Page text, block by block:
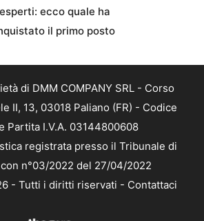
ecco quale ha
il primo posto
di DMM COMPANY SRL - Corso
II, 13, 03018 Paliano (FR) - Codice
Partita I.V.A. 03144800608
registrata presso il Tribunale di
n°03/2022 del 27/04/2022
- Tutti i diritti riservati - Contattaci